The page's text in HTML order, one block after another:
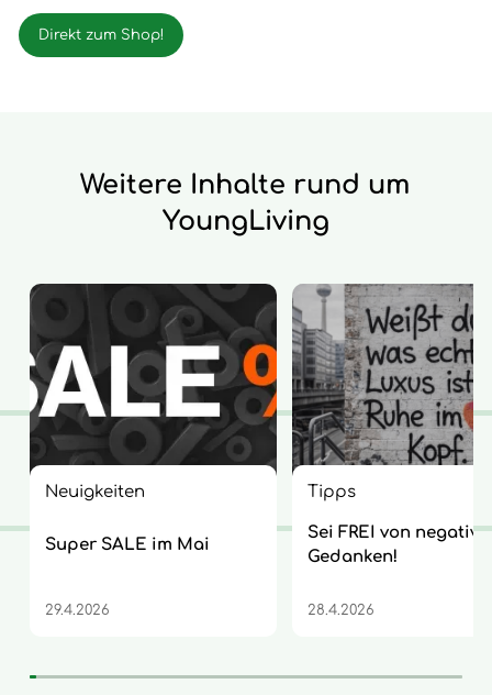
Direkt zum Shop!
Weitere Inhalte rund um
YoungLiving
Neuigkeiten
Super SALE im Mai
29.4.2026
Tipps
Sei FREI von
Gedanken!
28.4.2026